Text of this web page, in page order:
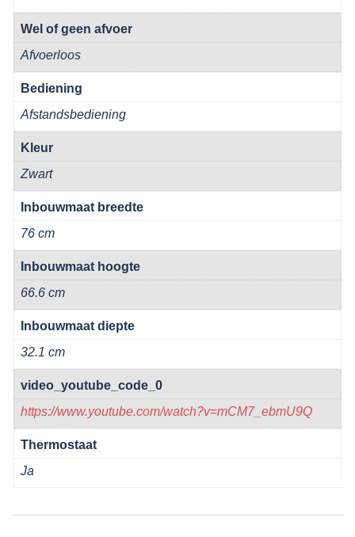
Wel of geen afvoer
Afvoerloos
Bediening
Afstandsbediening
Kleur
Zwart
Inbouwmaat breedte
76 cm
Inbouwmaat hoogte
66.6 cm
Inbouwmaat diepte
32.1 cm
video_youtube_code_0
https://www.youtube.com/watch?v=mCM7_ebmU9Q
Thermostaat
Ja